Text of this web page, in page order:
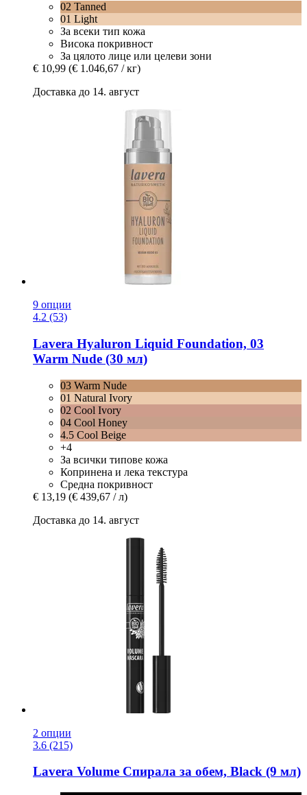
02 Tanned
01 Light
За всеки тип кожа
Висока покривност
За цялото лице или целеви зони
€ 10,99 (€ 1.046,67 / кг)
Доставка до 14. август
9 опции
4.2 (53)
Lavera Hyaluron Liquid Foundation, 03
Warm Nude (30 мл)
03 Warm Nude
01 Natural Ivory
02 Cool Ivory
04 Cool Honey
4.5 Cool Beige
+4
За всички типове кожа
Копринена и лека текстура
Средна покривност
€ 13,19 (€ 439,67 / л)
Доставка до 14. август
2 опции
3.6 (215)
Lavera Volume Спирала за обем, Black (9 мл)